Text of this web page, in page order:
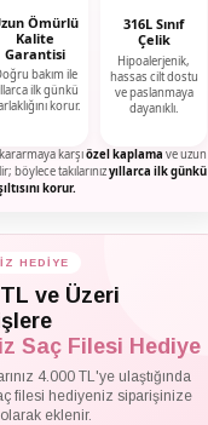
Ömürlü
Kalite
Garantisi
bakım ile
ilk günkü
korur.
316L Sınıf
Çelik
Hipoalerjenik,
hassas cilt dostu
ve paslanmaya
dayanıklı.
karşıözel kaplama ve uzun
böylece takılarınızyıllarca ilk günkü
korur.
HEDİYE
ve Üzeri
Saç Filesi Hediye
4.000 TL'ye ulaştığında
filesi hediyeniz siparişinize
eklenir.